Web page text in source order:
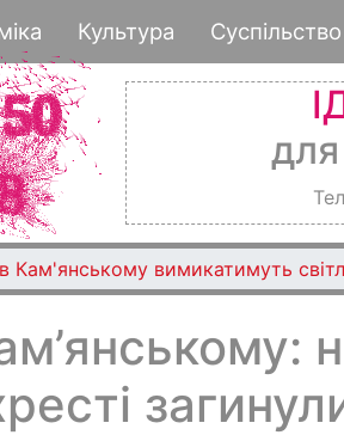
до
основного
Культура Суспільство
для
Кам'янському вимикатимуть